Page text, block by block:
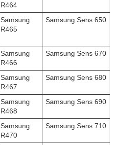
R464
Samsung
R465
Samsung Sens 650
Samsung
R466
Samsung Sens 670
Samsung
R467
Samsung Sens 680
Samsung
R468
Samsung Sens 690
Samsung
R470
Samsung Sens 710